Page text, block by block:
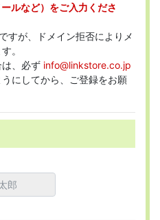
ルなど）をご入力くださ
すが、ドメイン拒否によりメ
。
、必ず info@linkstore.co.jp
にしてから、ご登録をお願